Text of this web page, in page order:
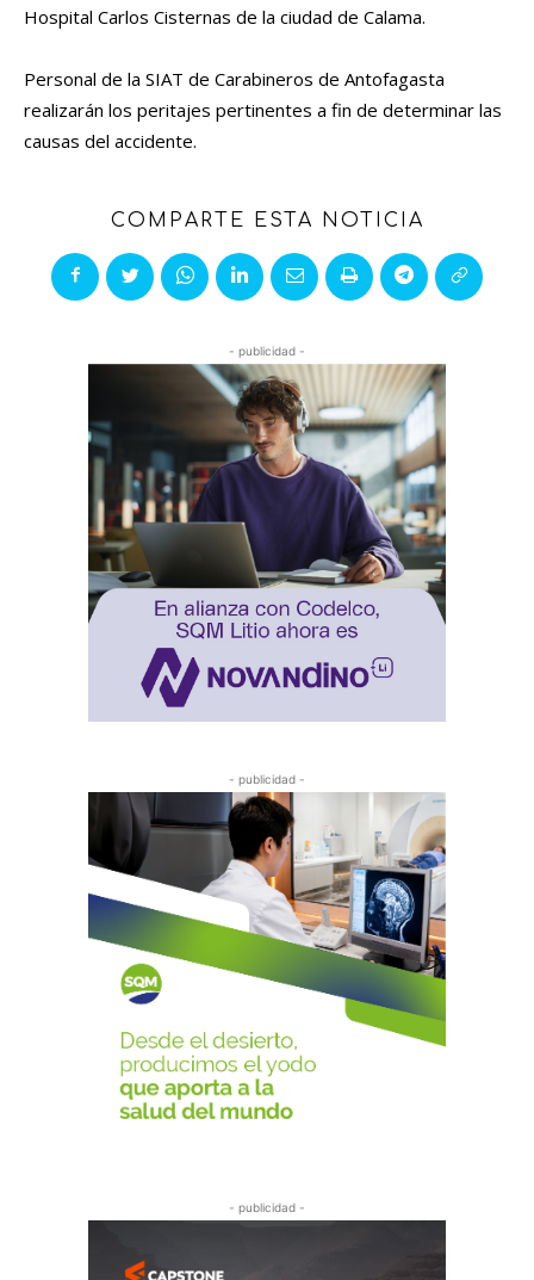
Hospital Carlos Cisternas de la ciudad de Calama.
Personal de la SIAT de Carabineros de Antofagasta
realizarán los peritajes pertinentes a fin de determinar las
causas del accidente.
COMPARTE ESTA NOTICIA
- publicidad -
- publicidad -
- publicidad -